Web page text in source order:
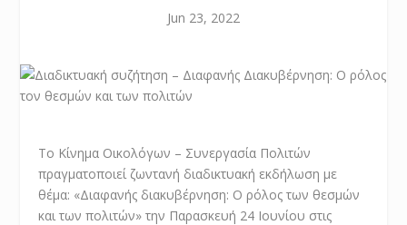
Jun 23, 2022
Το Κίνημα Οικολόγων – Συνεργασία Πολιτών
πραγματοποιεί ζωντανή διαδικτυακή εκδήλωση με
θέμα: «Διαφανής διακυβέρνηση: Ο ρόλος των θεσμών
και των πολιτών» την Παρασκευή 24 Ιουνίου στις